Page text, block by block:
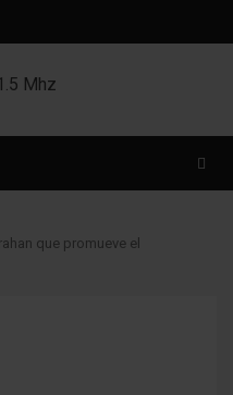
que promueve el